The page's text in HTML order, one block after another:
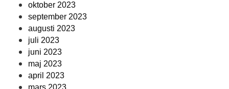
oktober 2023
september 2023
augusti 2023
juli 2023
juni 2023
maj 2023
april 2023